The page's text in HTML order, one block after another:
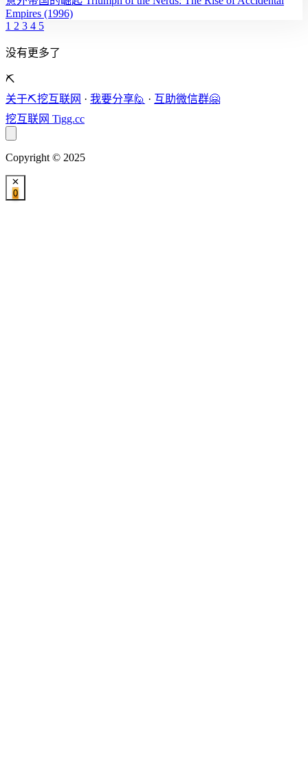
Empires (1996)
1 2 3 4 5
没有更多了
⛏️
关于⛏️挖互联网 · 我要分享🙋 · 互助微信群🤗
挖互联网 Tigg.cc
Copyright © 2025
0